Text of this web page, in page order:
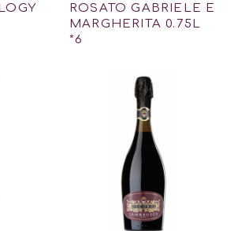
ROSATO GABRIELE E
MARGHERITA 0.75L
*6